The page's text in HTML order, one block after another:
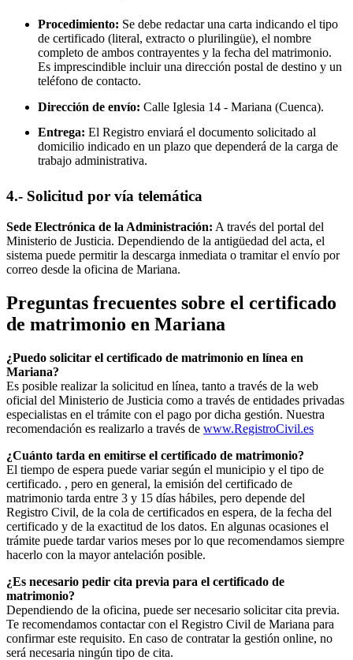
Procedimiento: Se debe redactar una carta indicando el tipo
de certificado (literal, extracto o plurilingüe), el nombre
completo de ambos contrayentes y la fecha del matrimonio.
Es imprescindible incluir una dirección postal de destino y un
teléfono de contacto.
Dirección de envío: Calle Iglesia 14 - Mariana (Cuenca).
Entrega: El Registro enviará el documento solicitado al
domicilio indicado en un plazo que dependerá de la carga de
trabajo administrativa.
4.- Solicitud por vía telemática
Sede Electrónica de la Administración: A través del portal del
Ministerio de Justicia. Dependiendo de la antigüedad del acta, el
sistema puede permitir la descarga inmediata o tramitar el envío por
correo desde la oficina de Mariana.
Preguntas frecuentes sobre el certificado
de matrimonio en Mariana
¿Puedo solicitar el certificado de matrimonio en línea en
Mariana?
Es posible realizar la solicitud en línea, tanto a través de la web
oficial del Ministerio de Justicia como a través de entidades privadas
especialistas en el trámite con el pago por dicha gestión. Nuestra
recomendación es realizarlo a través de www.RegistroCivil.es
¿Cuánto tarda en emitirse el certificado de matrimonio?
El tiempo de espera puede variar según el municipio y el tipo de
certificado. , pero en general, la emisión del certificado de
matrimonio tarda entre 3 y 15 días hábiles, pero depende del
Registro Civil, de la cola de certificados en espera, de la fecha del
certificado y de la exactitud de los datos. En algunas ocasiones el
trámite puede tardar varios meses por lo que recomendamos siempre
hacerlo con la mayor antelación posible.
¿Es necesario pedir cita previa para el certificado de
matrimonio?
Dependiendo de la oficina, puede ser necesario solicitar cita previa.
Te recomendamos contactar con el Registro Civil de Mariana para
confirmar este requisito. En caso de contratar la gestión online, no
será necesaria ningún tipo de cita.